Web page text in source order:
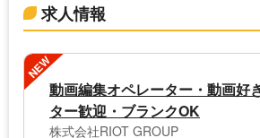
求人情報
NEW
動画編集オペレーター・動画好
ター歓迎・ブランクOK
株式会社RIOT GROUP